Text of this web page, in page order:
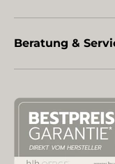
Beratung &